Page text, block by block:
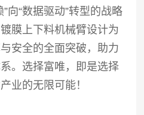
向“数据驱动”转型的战略
膜上下料机械臂设计为
安全的全面突破，助力
。选择富唯，即是选择
业的无限可能！